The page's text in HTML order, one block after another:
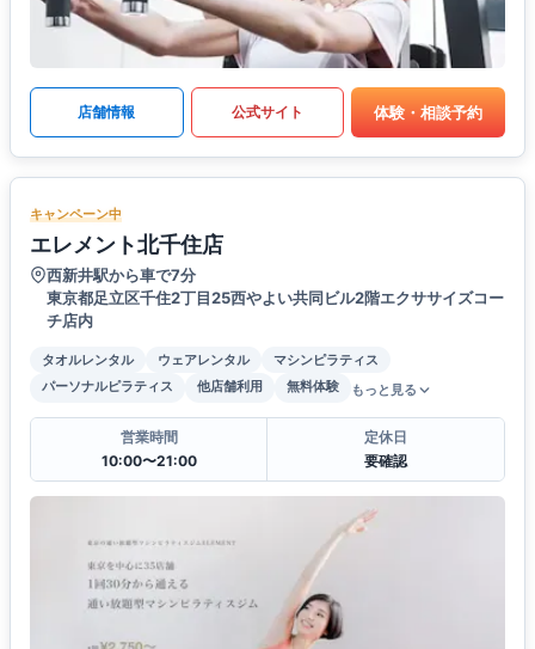
店舗情報 公式サイト 体験・相談予約
キャンペーン中
エレメント北千住店
西新井駅から車で7分
東京都足立区千住2丁目25西やよい共同ビル2階エクササイズコー
チ店内
タオルレンタル ウェアレンタル
マシンピラティス
パーソナルピラティス
他店舗利用 無料体験 もっと見る
営業時間
10:00〜21:00
定休日
要確認